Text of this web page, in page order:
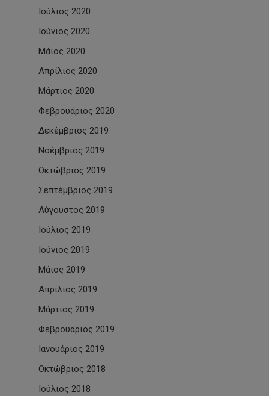
Ιούλιος 2020
Ιούνιος 2020
Μάιος 2020
Απρίλιος 2020
Μάρτιος 2020
Φεβρουάριος 2020
Δεκέμβριος 2019
Νοέμβριος 2019
Οκτώβριος 2019
Σεπτέμβριος 2019
Αύγουστος 2019
Ιούλιος 2019
Ιούνιος 2019
Μάιος 2019
Απρίλιος 2019
Μάρτιος 2019
Φεβρουάριος 2019
Ιανουάριος 2019
Οκτώβριος 2018
Ιούλιος 2018